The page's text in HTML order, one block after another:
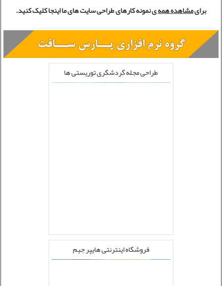
برایمشاهده همهی نمونه کارهای طراحی سایت های ما اینجا کلیک کنید.
طراحی مجله گردشگری توریستی ها
فروشگاه اینترنتی هایپر جیم